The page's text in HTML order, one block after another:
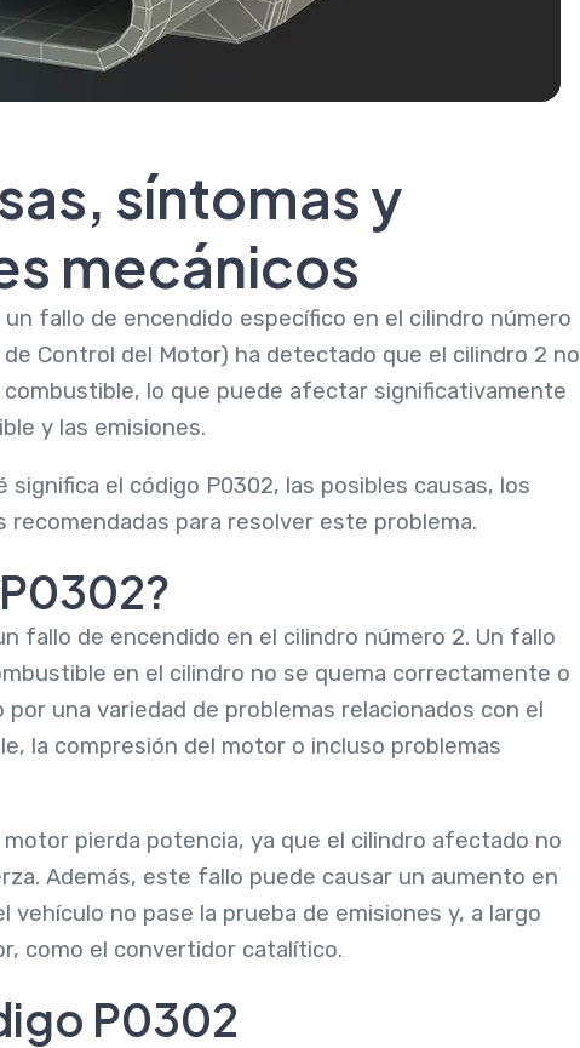
síntomas y
mecánicos
fallo de encendido específico en el cilindro número
Control del Motor) ha detectado que el cilindro 2 no
lo que puede afectar significativamente
y las emisiones.
el código P0302, las posibles causas, los
para resolver este problema.
fallo de encendido en el cilindro número 2. Un fallo
en el cilindro no se quema correctamente o
una variedad de problemas relacionados con el
la compresión del motor o incluso problemas
pierda potencia, ya que el cilindro afectado no
Además, este fallo puede causar un aumento en
no pase la prueba de emisiones y, a largo
como el convertidor catalítico.
P0302